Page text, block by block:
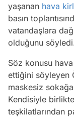
yaşanan hava
basın
vatandaşlara
olduğunu
Söz konusu hava
ettiğini söyleyen
maskesiz
Kendisiyle
teşkilatlarından